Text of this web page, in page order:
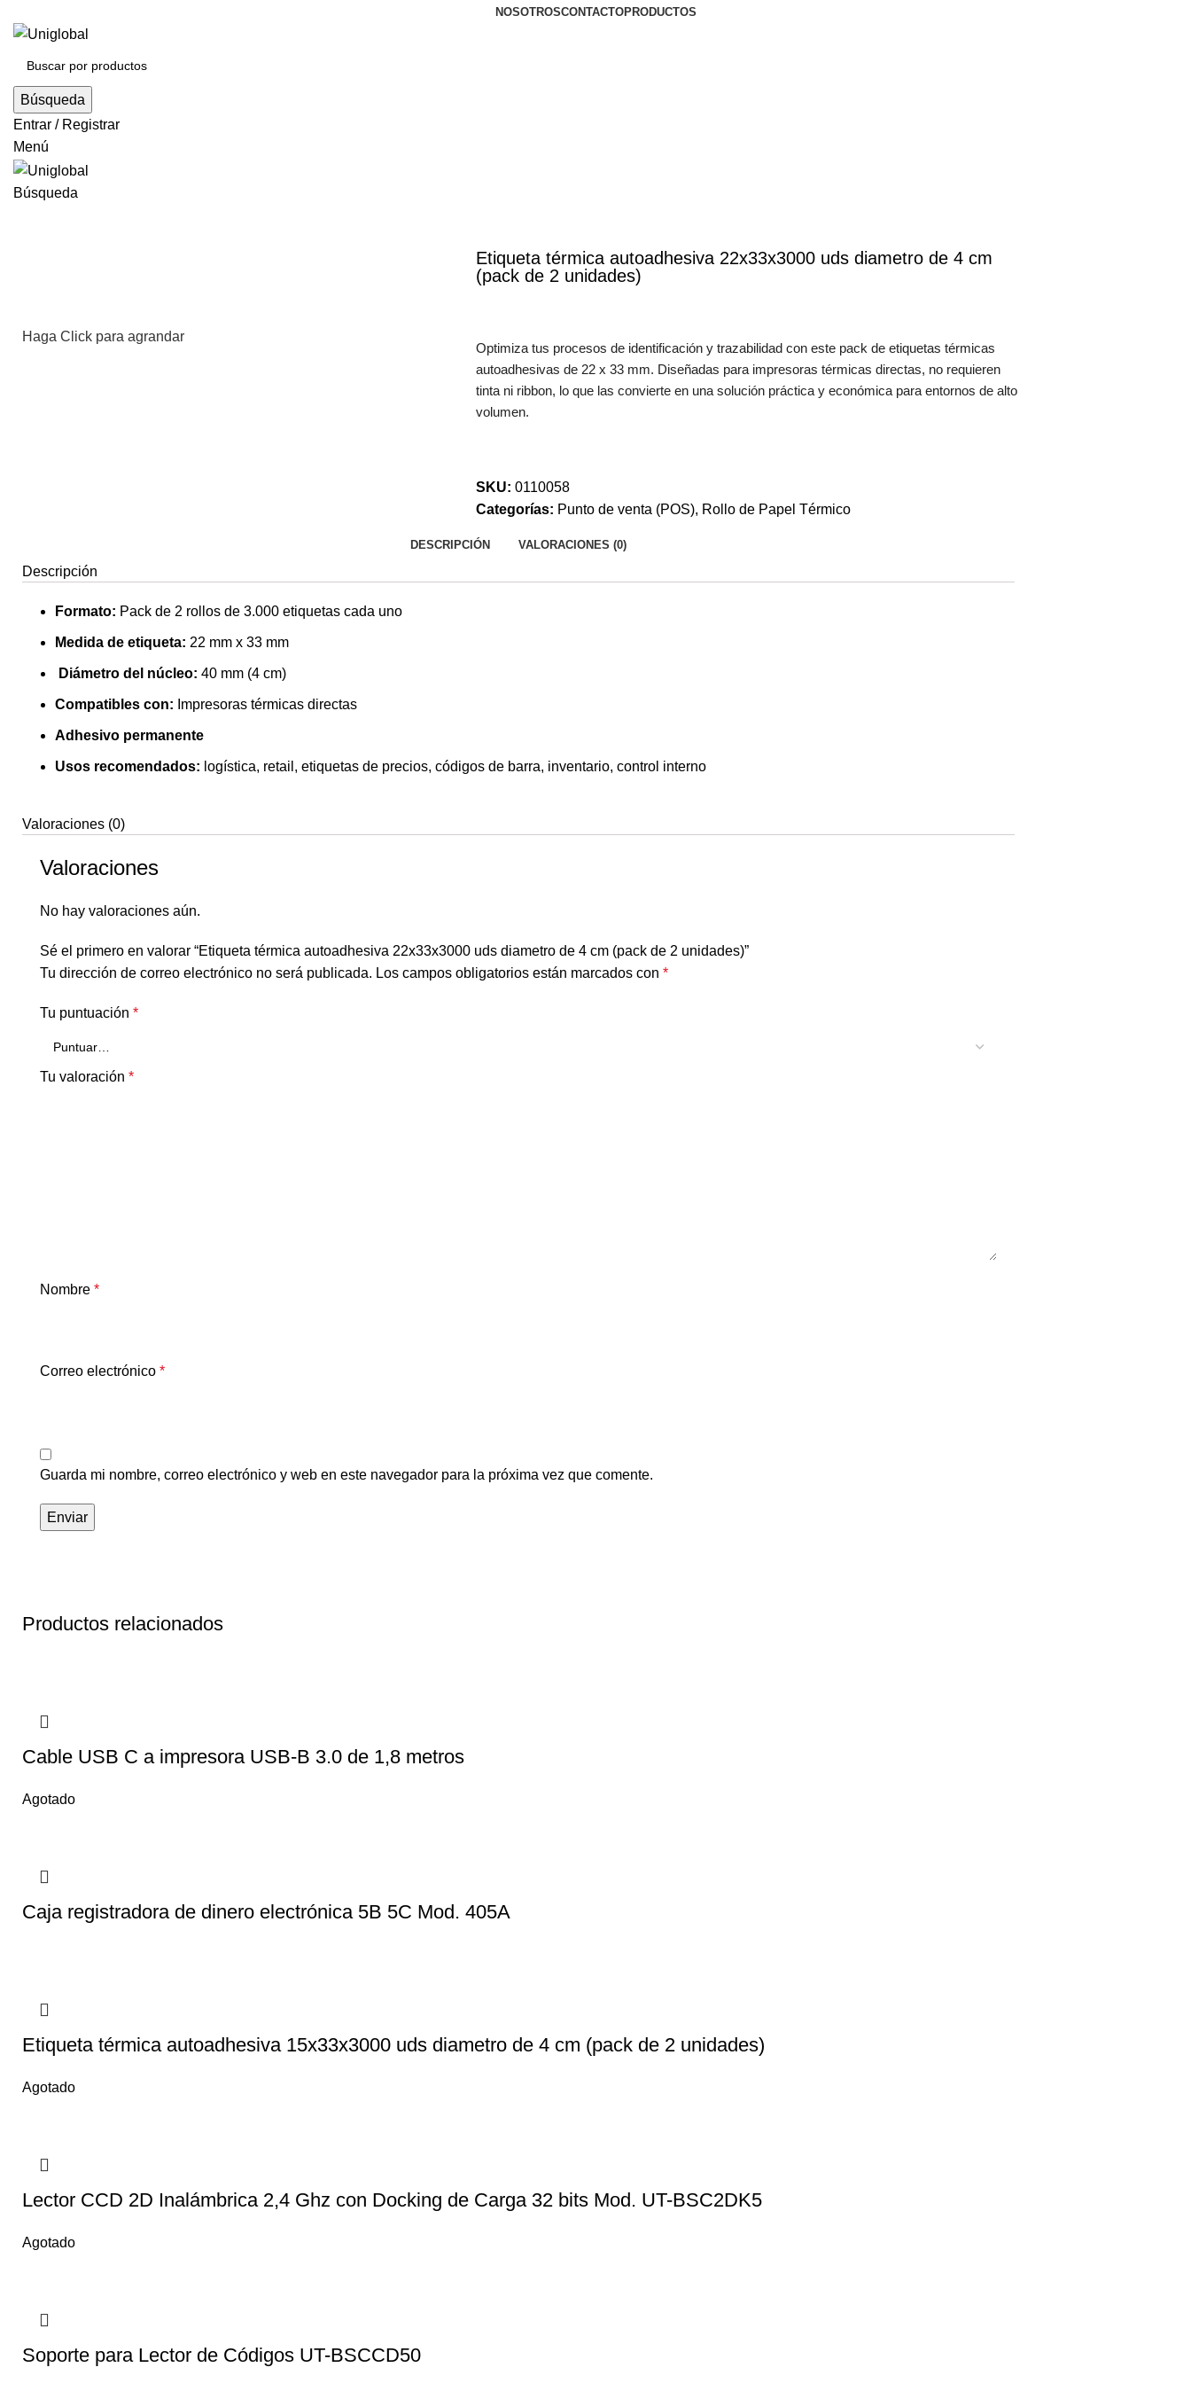
NOSOTROSCONTACTOPRODUCTOS
Búsqueda
Entrar / Registrar
Menú
Búsqueda
Haga Click para agrandar
Etiqueta térmica autoadhesiva 22x33x3000 uds diametro de 4 cm
(pack de 2 unidades)
Optimiza tus procesos de identificación y trazabilidad con este pack de etiquetas térmicas
autoadhesivas de 22 x 33 mm. Diseñadas para impresoras térmicas directas, no requieren
tinta ni ribbon, lo que las convierte en una solución práctica y económica para entornos de alto
volumen.
SKU: 0110058
Categorías: Punto de venta (POS), Rollo de Papel Térmico
DESCRIPCIÓN VALORACIONES (0)
Descripción
Formato: Pack de 2 rollos de 3.000 etiquetas cada uno
Medida de etiqueta: 22 mm x 33 mm
Diámetro del núcleo: 40 mm (4 cm)
Compatibles con: Impresoras térmicas directas
Adhesivo permanente
Usos recomendados: logística, retail, etiquetas de precios, códigos de barra, inventario, control interno
Valoraciones (0)
Valoraciones
No hay valoraciones aún.
Sé el primero en valorar “Etiqueta térmica autoadhesiva 22x33x3000 uds diametro de 4 cm (pack de 2 unidades)”
Tu dirección de correo electrónico no será publicada. Los campos obligatorios están marcados con *
Tu puntuación *
Tu valoración *
Nombre *
Correo electrónico *
Guarda mi nombre, correo electrónico y web en este navegador para la próxima vez que comente.
Productos relacionados
Cable USB C a impresora USB-B 3.0 de 1,8 metros
Agotado
Caja registradora de dinero electrónica 5B 5C Mod. 405A
Etiqueta térmica autoadhesiva 15x33x3000 uds diametro de 4 cm (pack de 2 unidades)
Agotado
Lector CCD 2D Inalámbrica 2,4 Ghz con Docking de Carga 32 bits Mod. UT-BSC2DK5
Agotado
Soporte para Lector de Códigos UT-BSCCD50